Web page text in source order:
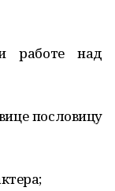
работе над
пословицу